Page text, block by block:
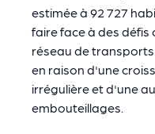
estimée à 92 727
faire face à des
réseau de
en raison d'une
irrégulière et d'une
embouteillages.